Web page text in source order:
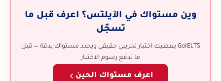
وين مستواك في الآيلتس؟ اعرف قبل ما
تسجّل
GoIELTS يعطيك اختبار تجريبي حقيقي ويحدد مستواك بدقة — قبل
ما تدفع رسوم الاختبار
اعرف مستواك الحين